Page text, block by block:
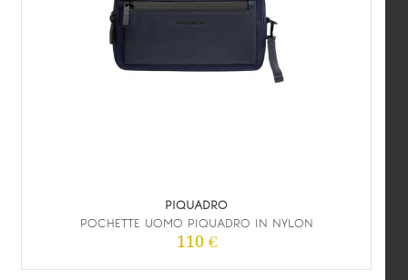
PIQUADRO
POCHETTE UOMO PIQUADRO IN NYLON
110 €